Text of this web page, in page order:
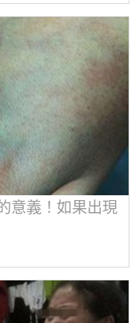
意義！如果出現